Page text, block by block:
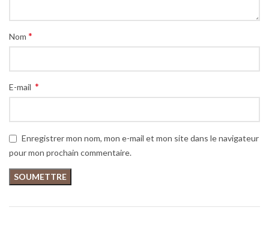
Nom *
E-mail *
Enregistrer mon nom, mon e-mail et mon site dans le navigateur
pour mon prochain commentaire.